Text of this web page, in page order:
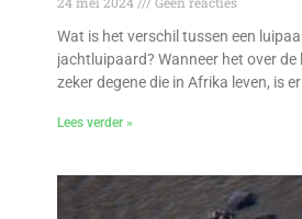
Wat is het verschil tussen een
jachtluipaard? Wanneer het over
zeker degene die in Afrika leven, is
Lees verder »